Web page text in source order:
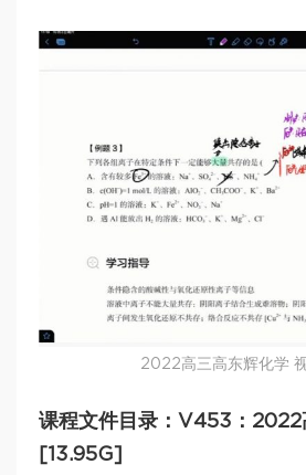
2022高三高东辉化学
课程文件目录：V453：2022
[13.95G]